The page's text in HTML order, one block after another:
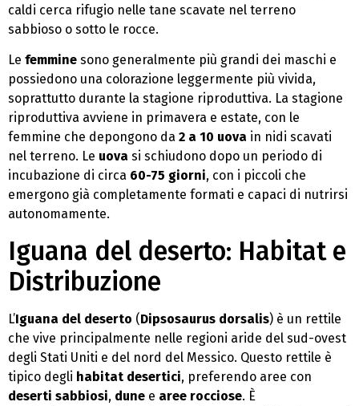
caldi cerca rifugio nelle tane scavate nel terreno
sabbioso o sotto le rocce.
Le femmine sono generalmente più grandi dei maschi e
possiedono una colorazione leggermente più vivida,
soprattutto durante la stagione riproduttiva. La stagione
riproduttiva avviene in primavera e estate, con le
femmine che depongono da 2 a 10 uova in nidi scavati
nel terreno. Le uova si schiudono dopo un periodo di
incubazione di circa 60-75 giorni, con i piccoli che
emergono già completamente formati e capaci di nutrirsi
autonomamente.
Iguana del deserto: Habitat e
Distribuzione
L’Iguana del deserto (Dipsosaurus dorsalis) è un rettile
che vive principalmente nelle regioni aride del sud-ovest
degli Stati Uniti e del nord del Messico. Questo rettile è
tipico degli habitat desertici, preferendo aree con
deserti sabbiosi, dune e aree rocciose. È